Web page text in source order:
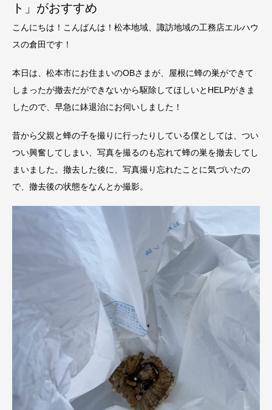
ト」がおすすめ
こんにちは！こんばんは！松本地域、諏訪地域の工務店エルハウ
スの倉田です！
本日は、松本市にお住まいのOBさまが、屋根に蜂の巣ができて
しまったが撤去だができないから駆除してほしいとHELPがきま
したので、早急に鉢退治にお伺いしました！
昔から父親と蜂の子を撮りに行ったりしている僕としては、つい
つい興奮してしまい、写真を撮るのも忘れて蜂の巣を撤去してし
まいました。撤去した後に、写真撮り忘れたことに気づいたの
で、撤去後の状態をなんとか撮影。